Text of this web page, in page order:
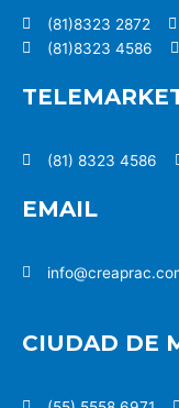
(81)8323 2872
(81)8323 4586
(81) 8323 4586
EMAIL
CIUDAD DE